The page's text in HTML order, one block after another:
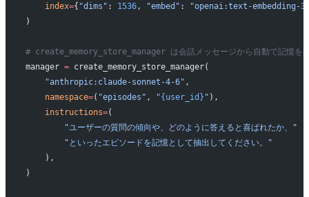
    index
={ "dims" : 1536, "embed" :
"openai:text-embedding-
)
# create_memory_store_manager は会話メッセージから自動で記憶を
manager = create_memory_store_manager(
    "anthropic:claude-sonnet-4-6"
,
    namespace
=( "episodes" , "{user_id} " ),
    instructions
=(
        "ユーザーの質問の傾向や、どのように答えると喜ばれたか、"
        "といったエピソードを記憶として抽出してください。"
    ),
)